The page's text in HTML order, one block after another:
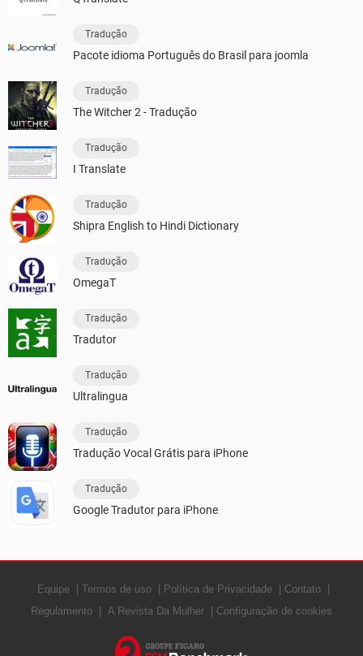
Tradução
Pacote idioma Português do Brasil para joomla
Tradução
The Witcher 2 - Tradução
Tradução
I Translate
Tradução
Shipra English to Hindi Dictionary
Tradução
OmegaT
Tradução
Tradutor
Tradução
Ultralingua
Tradução
Tradução Vocal Grátis para iPhone
Tradução
Google Tradutor para iPhone
Equipe Termos de uso Política de Privacidade
Contato
Regulamento
A Revista Da Mulher Configuração de cookies